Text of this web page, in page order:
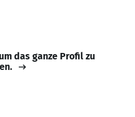
das ganze Profil zu